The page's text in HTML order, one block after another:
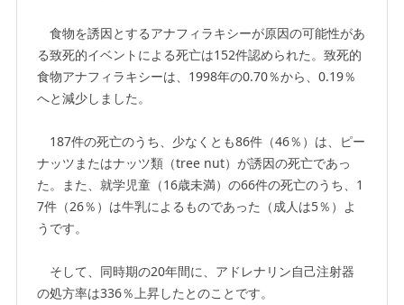
食物を誘因とするアナフィラキシーが原因の可能性があ
る致死的イベントによる死亡は152件認められた。致死的
食物アナフィラキシーは、1998年の0.70％から、0.19％
へと減少しました。
187件の死亡のうち、少なくとも86件（46％）は、ピー
ナッツまたはナッツ類（tree nut）が誘因の死亡であっ
た。また、就学児童（16歳未満）の66件の死亡のうち、1
7件（26％）は牛乳によるものであった（成人は5％）よ
うです。
そして、同時期の20年間に、アドレナリン自己注射器
の処方率は336％上昇したとのことです。